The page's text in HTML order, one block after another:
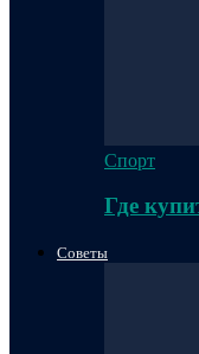
Спорт
Где
Советы